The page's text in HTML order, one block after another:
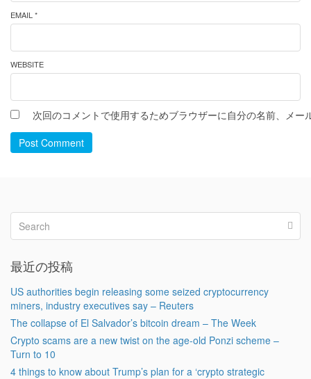
EMAIL *
WEBSITE
次回のコメントで使用するためブラウザーに自分の名前、メー
Post Comment
最近の投稿
US authorities begin releasing some seized cryptocurrency
miners, industry executives say – Reuters
The collapse of El Salvador’s bitcoin dream – The Week
Crypto scams are a new twist on the age-old Ponzi scheme –
Turn to 10
4 things to know about Trump’s plan for a ‘crypto strategic